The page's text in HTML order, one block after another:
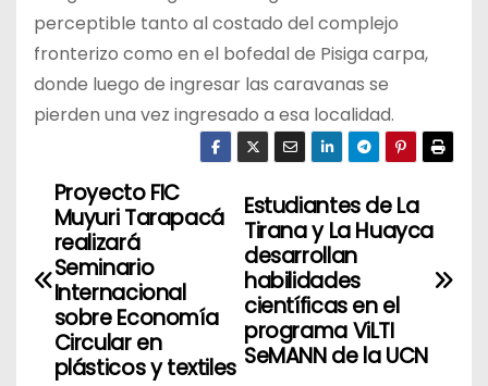
perceptible tanto al costado del complejo
fronterizo como en el bofedal de Pisiga carpa,
donde luego de ingresar las caravanas se
pierden una vez ingresado a esa localidad.
N
v
Estudiantes de La
Tirana y La Huayca
desarrollan
habilidades
científicas en el
programa ViLTI
SeMANN de la UCN
Proyecto FIC
Muyuri Tarapacá
realizará
Seminario
Internacional
sobre Economía
Circular en
plásticos y textiles